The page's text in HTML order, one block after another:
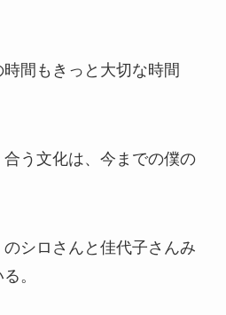
間もきっと大切な時間
う文化は、今までの僕の
のシロさんと佳代子さんみ
。